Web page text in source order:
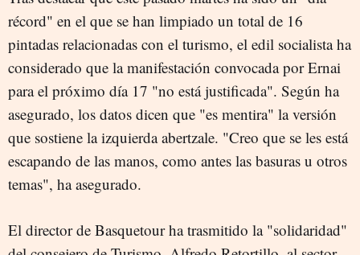
récord" en el que se han limpiado un total de 16
pintadas relacionadas con el turismo, el edil socialista ha
considerado que la manifestación convocada por Ernai
para el próximo día 17 "no está justificada". Según ha
asegurado, los datos dicen que "es mentira" la versión
que sostiene la izquierda abertzale. "Creo que se les está
escapando de las manos, como antes las basuras u otros
temas", ha asegurado.
El director de Basquetour ha trasmitido la "solidaridad"